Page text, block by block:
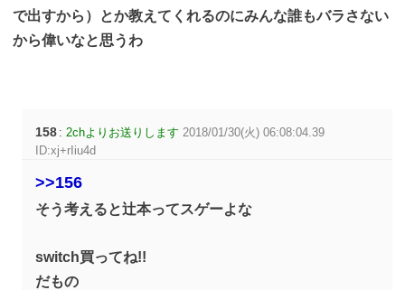
で出すから）とか教えてくれるのにみんな誰もバラさない
から偉いなと思うわ
158 :2chよりお送りします 2018/01/30(火) 06:08:04.39
ID:xj+rIiu4d
>>156
そう考えると辻本ってスゲーよな
switch買ってね!!
だもの